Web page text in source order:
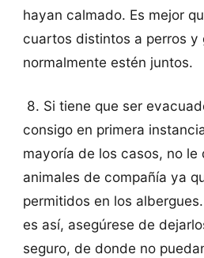
hayan calmado. Es mejor
cuartos distintos a perros y
normalmente estén juntos.
8. Si tiene que ser
consigo en primera
mayoría de los casos, no le
animales de compañía ya
permitidos en los
es así, asegúrese de
seguro, de donde no